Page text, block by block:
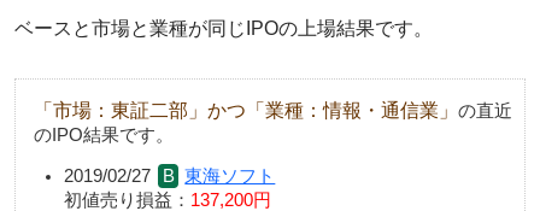
ベースと市場と業種が同じIPOの上場結果です。
「市場：東証二部」かつ「業種：情報・通信業」 の直近
のIPO結果です。
2019/02/27
東海ソフト
初値売り損益： 137,200円